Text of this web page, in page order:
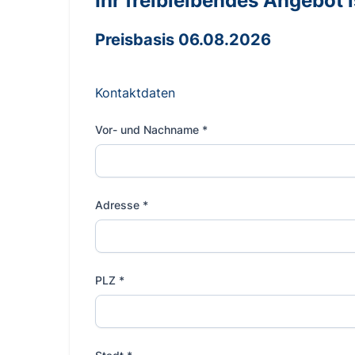
Preisbasis 06.08.2026
Kontaktdaten
Vor- und Nachname *
Adresse *
PLZ *